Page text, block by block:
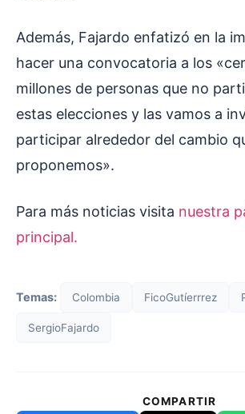
Además, Fajardo enfatizó en la
hacer una convocatoria a los
millones de personas que no
estas elecciones y las vamos a
participar alrededor del cambio
proponemos».
Para más noticias visita nuestra
principal.
Temas: Colombia FicoGutíerrrez
SergioFajardo
COMPARTIR